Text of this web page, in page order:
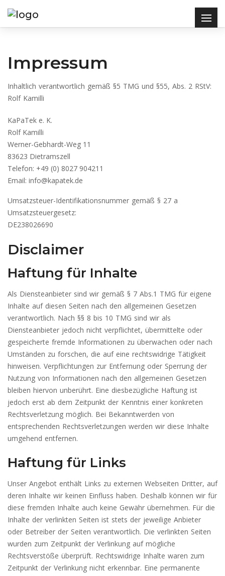
Impressum
Inhaltlich verantwortlich gemäß §5 TMG und §55, Abs. 2 RStV:
Rolf Kamilli
KaPaTek e. K.
Rolf Kamilli
Werner-Gebhardt-Weg 11
83623 Dietramszell
Telefon: +49 (0) 8027 904211
Email: info@kapatek.de
Umsatzsteuer-Identifikationsnummer gemäß § 27 a
Umsatzsteuergesetz:
DE238026690
Disclaimer
Haftung für Inhalte
Als Diensteanbieter sind wir gemäß § 7 Abs.1 TMG für eigene
Inhalte auf diesen Seiten nach den allgemeinen Gesetzen
verantwortlich. Nach §§ 8 bis 10 TMG sind wir als
Diensteanbieter jedoch nicht verpflichtet, übermittelte oder
gespeicherte fremde Informationen zu überwachen oder nach
Umständen zu forschen, die auf eine rechtswidrige Tätigkeit
hinweisen. Verpflichtungen zur Entfernung oder Sperrung der
Nutzung von Informationen nach den allgemeinen Gesetzen
bleiben hiervon unberührt. Eine diesbezügliche Haftung ist
jedoch erst ab dem Zeitpunkt der Kenntnis einer konkreten
Rechtsverletzung möglich. Bei Bekanntwerden von
entsprechenden Rechtsverletzungen werden wir diese Inhalte
umgehend entfernen.
Haftung für Links
Unser Angebot enthält Links zu externen Webseiten Dritter, auf
deren Inhalte wir keinen Einfluss haben. Deshalb können wir für
diese fremden Inhalte auch keine Gewähr übernehmen. Für die
Inhalte der verlinkten Seiten ist stets der jeweilige Anbieter
oder Betreiber der Seiten verantwortlich. Die verlinkten Seiten
wurden zum Zeitpunkt der Verlinkung auf mögliche
Rechtsverstöße überprüft. Rechtswidrige Inhalte waren zum
Zeitpunkt der Verlinkung nicht erkennbar. Eine permanente